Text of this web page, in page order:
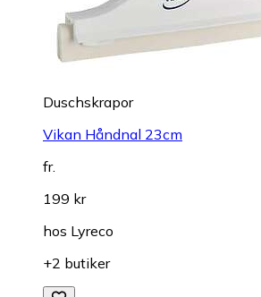
Duschskrapor
Vikan Håndnal 23cm
fr.
199 kr
hos Lyreco
+2 butiker